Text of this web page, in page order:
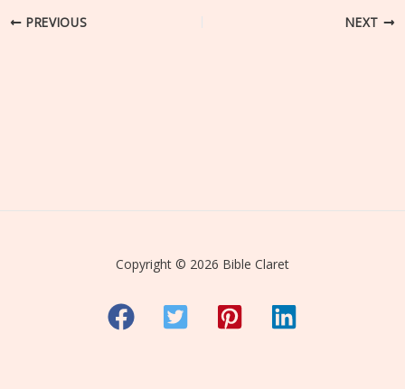
PREVIOUS NEXT
Copyright © 2026 Bible Claret